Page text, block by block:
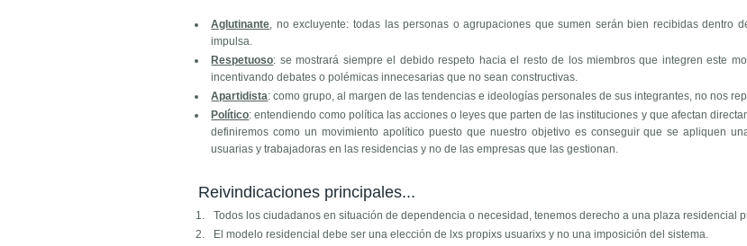
Aglutinante, no excluyente: todas las personas o agrupaciones que sumen serán bien recibidas dentro
impulsa.
Respetuoso: se mostrará siempre el debido respeto hacia el resto de los miembros que integren este
incentivando debates o polémicas innecesarias que no sean constructivas.
Apartidista: como grupo, al margen de las tendencias e ideologías personales de sus integrantes, no nos
Político: entendiendo como política las acciones o leyes que parten de las instituciones y que afectan
definiremos como un movimiento apolítico puesto que nuestro objetivo es conseguir que se apliquen
usuarias y trabajadoras en las residencias y no de las empresas que las gestionan.
Reivindicaciones principales...
Todos los ciudadanos en situación de dependencia o necesidad, tenemos derecho a una plaza residencial
El modelo residencial debe ser una elección de lxs propixs usuarixs y no una imposición del sistema.